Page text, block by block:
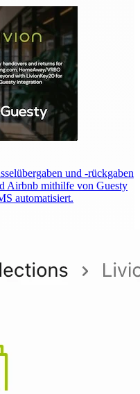
und -rückgaben
Airbnb mithilfe von Guesty
automatisiert.